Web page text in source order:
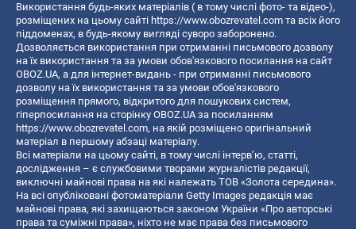
Використання будь-яких матеріалів ( в тому числі фото- та відео-),
розміщених на цьому сайті https://www.obozrevatel.com та всіх його
піддоменах, в будь-якому вигляді суворо заборонено.
Дозволяється використання при отриманні письмового дозволу
на їх використання та за умови обов'язкового посилання на сайт
OBOZ.UA, а для інтернет-видань - при отриманні письмового
дозволу на їх використання та за умови обов'язкового
розміщення прямого, відкритого для пошукових систем,
гіперпосилання на сторінку OBOZ.UA за посиланням
https://www.obozrevatel.com, на якій розміщено оригінальний
матеріал в першому абзаці матеріалу.
Всі матеріали на цьому сайті, в тому числі інтерв’ю, статті,
дослідження – є службовими творами журналістів редакції,
виключні майнові права на які належать ТОВ «Золота середина».
На всі опубліковані фотоматеріали Getty Images редакція має
майнові права, які захищаються законом України «Про авторські
права та суміжні права», ніхто не має права без письмового